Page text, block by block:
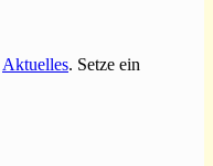
Aktuelles. Setze ein